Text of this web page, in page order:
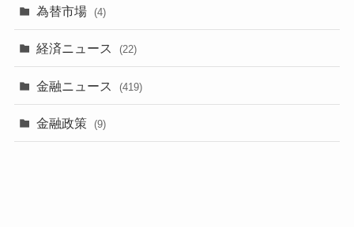
為替市場 (4)
経済ニュース (22)
金融ニュース (419)
金融政策 (9)